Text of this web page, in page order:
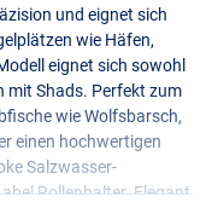
und eignet sich
wie Häfen,
eignet sich sowohl
mit Shads. Perfekt zum
wie Wolfsbarsch,
einen hochwertigen
Salzwasser-
Rollenhalter. Elegant